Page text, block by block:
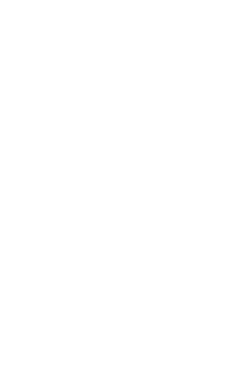
движений.
модели имеют тонкую
Для начинающих
размеры и
Хабаровску.